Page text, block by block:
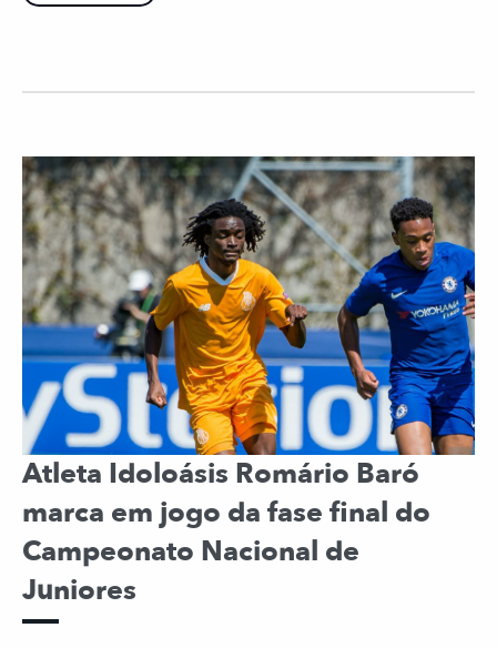
Atleta Idoloásis Romário Baró
marca em jogo da fase final do
Campeonato Nacional de
Juniores